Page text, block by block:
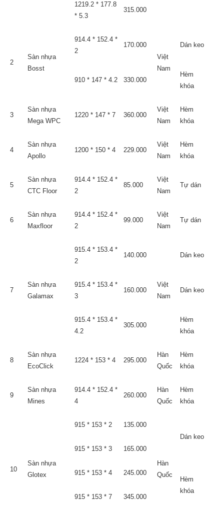
1219.2 * 177.8
* 5.3
315.000
2
Sàn nhựa
Bosst
914.4 * 152.4 *
2
170.000
Việt
Nam
Dán keo
910 * 147 * 4.2 330.000
Hèm
khóa
3
Sàn nhựa
Mega WPC
1220 * 147 * 7 360.000
Việt
Nam
Hèm
khóa
4
Sàn nhựa
Apollo
1200 * 150 * 4 229.000
Việt
Nam
Hèm
khóa
5
Sàn nhựa
CTC Floor
914.4 * 152.4 *
2
85.000
Việt
Nam
Tự dán
6
Sàn nhựa
Maxfloor
914.4 * 152.4 *
2
99.000
Việt
Nam
Tự dán
7
Sàn nhựa
Galamax
915.4 * 153.4 *
2
140.000
Việt
Nam
Dán keo
915.4 * 153.4 *
3
160.000 Dán keo
915.4 * 153.4 *
4.2
305.000
Hèm
khóa
8
Sàn nhựa
EcoClick
1224 * 153 * 4 295.000
Hàn
Quốc
Hèm
khóa
9
Sàn nhựa
Mines
914.4 * 152.4 *
4
260.000
Hàn
Quốc
Hèm
khóa
10
Sàn nhựa
Glotex
915 * 153 * 2 135.000
Hàn
Quốc
Dán keo
915 * 153 * 3
165.000
915 * 153 * 4
245.000
Hèm
khóa
915 * 153 * 7
345.000